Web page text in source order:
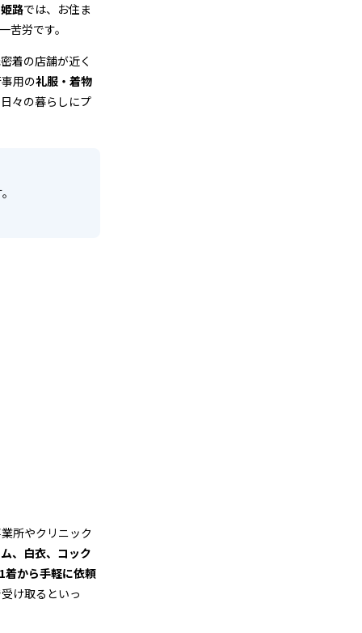
路では、お住ま
労です。
着の店舗が近く
用の礼服・着物
々の暮らしにプ
所やクリニック
、白衣、コック
1着から手軽に依頼
け取るといっ